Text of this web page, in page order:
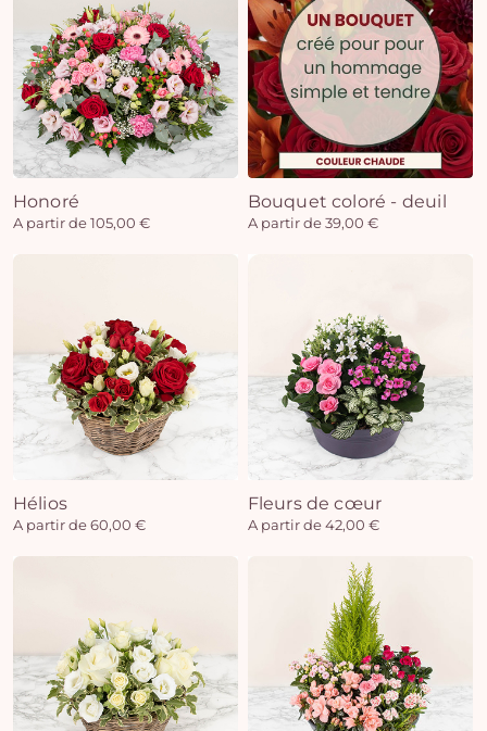
Honoré
A partir de 105,00 €
Bouquet coloré - deuil
A partir de 39,00 €
Hélios
A partir de 60,00 €
Fleurs de cœur
A partir de 42,00 €